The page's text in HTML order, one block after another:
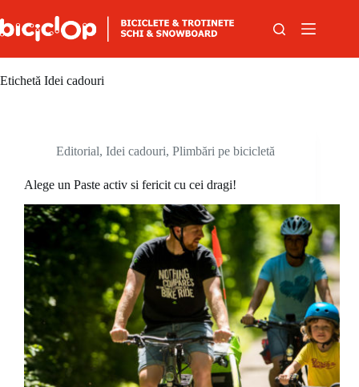
Etichetă Idei cadouri
Editorial, Idei cadouri, Plimbări pe bicicletă
Alege un Paste activ si fericit cu cei dragi!